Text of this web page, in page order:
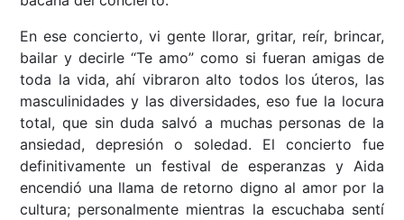
En ese concierto, vi gente llorar, gritar, reír, brincar,
bailar y decirle “Te amo” como si fueran amigas de
toda la vida, ahí vibraron alto todos los úteros, las
masculinidades y las diversidades, eso fue la locura
total, que sin duda salvó a muchas personas de la
ansiedad, depresión o soledad. El concierto fue
definitivamente un festival de esperanzas y Aida
encendió una llama de retorno digno al amor por la
cultura; personalmente mientras la escuchaba sentí